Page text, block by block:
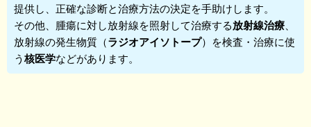
提供し、正確な診断と治療方法の決定を手助けします。
その他、腫瘍に対し放射線を照射して治療する放射線治療
放射線の発生物質（ラジオアイソトープ）を検査・治療に使
う核医学などがあります。